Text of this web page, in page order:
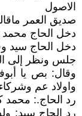
الاصول
صديق العمر
دخل الحاج
دخل الحاج سيد
جلس ونظر إلى
وقال: بص يا
واولاد عم
رد الحاج.: محمد
رد الحاج سيد: